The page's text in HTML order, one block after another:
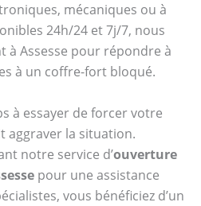
mécaniques ou à
24h/24 et 7j/7, nous
à Assesse pour répondre à
à un coffre-fort bloqué.
à essayer de forcer votre
aggraver la situation.
notre service d’ouverture
pour une assistance
vous bénéficiez d’un